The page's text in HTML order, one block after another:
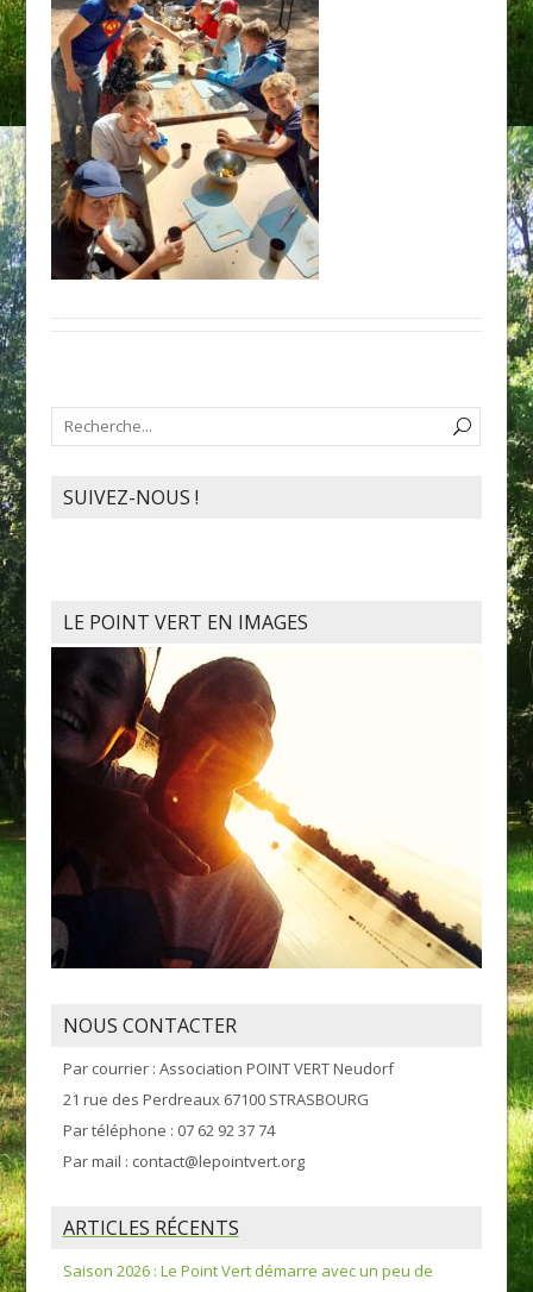
SUIVEZ-NOUS !
LE POINT VERT EN IMAGES
NOUS CONTACTER
Par courrier : Association POINT VERT Neudorf
21 rue des Perdreaux 67100 STRASBOURG
Par téléphone : 07 62 92 37 74
Par mail : contact@lepointvert.org
ARTICLES RÉCENTS
Saison 2026 : Le Point Vert démarre avec un peu de